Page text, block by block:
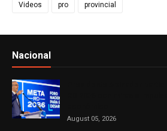
Videos pro provincial
Nacional
August 05, 2026